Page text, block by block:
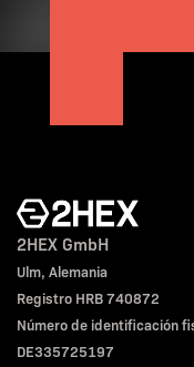
2HEX GmbH
Ulm, Alemania
Registro HRB 740872
Número de identificación
DE335725197